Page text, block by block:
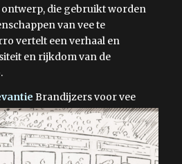
die gebruikt worden
van vee te
vertelt een verhaal en
en rijkdom van de
Brandijzers voor vee